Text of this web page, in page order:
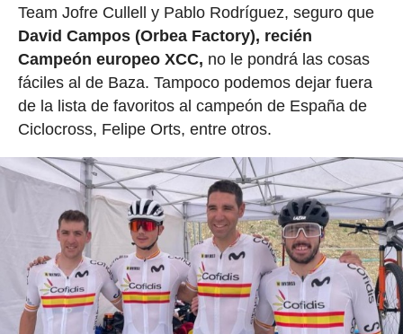
Team Jofre Cullell y Pablo Rodríguez, seguro que
David Campos (Orbea Factory), recién
Campeón europeo XCC, no le pondrá las cosas
fáciles al de Baza. Tampoco podemos dejar fuera
de la lista de favoritos al campeón de España de
Ciclocross, Felipe Orts, entre otros.